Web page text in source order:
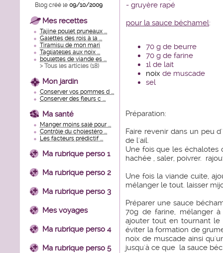
Blog créé le 09/10/2009
Mes recettes
Tajine poulet pruneaux ...
Galettes des rois à la ...
Tiramisu de mon mari
Tagliatelles aux noix ...
boulettes de viande es ...
> Tous les articles (18)
Mon jardin
Conserver vos pommes d ...
Conserver des fleurs c ...
Ma santé
Manger moins salé pour ...
Contrôle du cholestéro ...
Les facteurs prédictif ...
Ma rubrique perso 1
Ma rubrique perso 2
Ma rubrique perso 3
Mes voyages
Ma rubrique perso 4
Ma rubrique perso 5
- gruyère rapé
pour la sauce béchamel:
70 g de beurre
70 g de farine
1l de lait
noix de muscade
sel
Préparation:
Faire revenir dans un peu
de l'ail.
Une fois que les échalotes
hachée , saler, poivrer.
Une fois la viande cuite,
mélanger le tout. laisser
Préparer une sauce
70g de farine, mélanger
ajouter tout en tournant
éviter la formation de
noix de muscade ainsi
jusqu'à ce que la sauce